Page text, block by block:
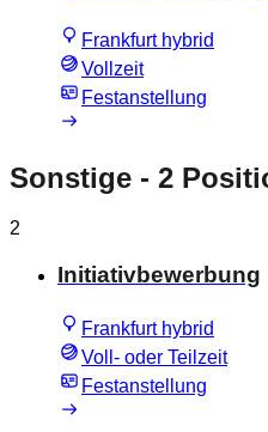
Frankfurt hybrid
Vollzeit
Festanstellung
Sonstige - 2
2
Initiativbewerbung
Frankfurt hybrid
Voll- oder Teilzeit
Festanstellung